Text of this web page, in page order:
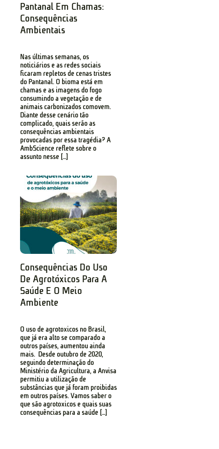
Pantanal Em Chamas:
Consequências
Ambientais
Nas últimas semanas, os
noticiários e as redes sociais
ficaram repletos de cenas tristes
do Pantanal. O bioma está em
chamas e as imagens do fogo
consumindo a vegetação e de
animais carbonizados comovem.
Diante desse cenário tão
complicado, quais serão as
consequências ambientais
provocadas por essa tragédia? A
AmbScience reflete sobre o
assunto nesse […]
Consequências Do Uso
De Agrotóxicos Para A
Saúde E O Meio
Ambiente
O uso de agrotóxicos no Brasil,
que já era alto se comparado a
outros países, aumentou ainda
mais. Desde outubro de 2020,
seguindo determinação do
Ministério da Agricultura, a Anvisa
permitiu a utilização de
substâncias que já foram proibidas
em outros países. Vamos saber o
que são agrotóxicos e quais suas
consequências para a saúde […]